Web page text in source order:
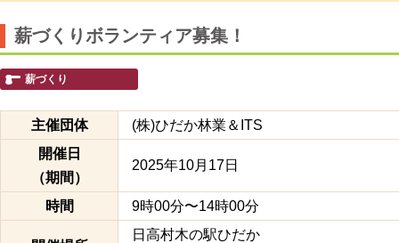
薪づくりボランティア募集！
薪づくり
主催団体
(株)ひだか林業＆ITS
開催日
（期間）
2025年10月17日
時間 9時00分〜14時00分
日高村木の駅ひだか